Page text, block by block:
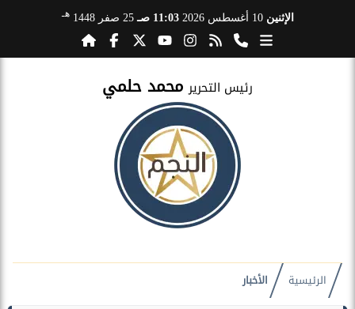
الإثنين 10 أغسطس 2026 11:03 صـ 25 صفر 1448 هـ
رئيس التحرير محمد حلمي
الرئيسية الأخبار